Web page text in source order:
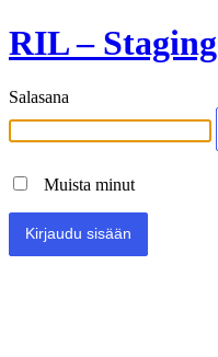
RIL – Staging
Salasana
Muista minut